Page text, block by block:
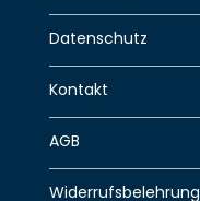
Datenschutz
Kontakt
AGB
Widerrufsbelehrung